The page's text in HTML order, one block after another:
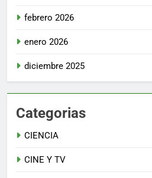
febrero 2026
enero 2026
diciembre 2025
Categorias
CIENCIA
CINE Y TV